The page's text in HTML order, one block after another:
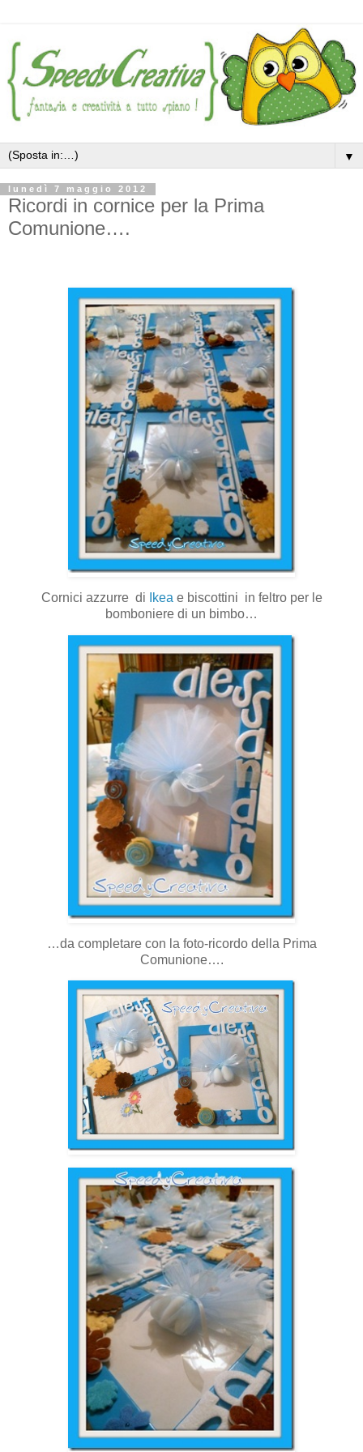
▼
lunedì 7 maggio 2012
Ricordi in cornice per la Prima
Comunione….
Cornici azzurre di Ikea e biscottini in feltro per le
bomboniere di un bimbo…
…da completare con la foto-ricordo della Prima
Comunione….